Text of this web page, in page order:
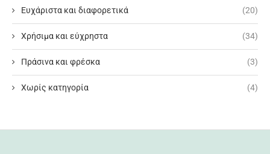
Ευχάριστα και διαφορετικά (20)
Χρήσιμα και εύχρηστα (34)
Πράσινα και φρέσκα (3)
Χωρίς κατηγορία (4)